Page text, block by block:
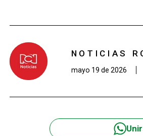
NOTICIAS
mayo 19 de 2026